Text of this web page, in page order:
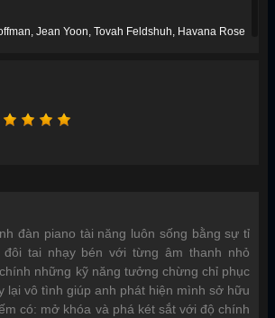
Jean Yoon Tovah Feldshuh
Havana Rose
đàn piano tài năng luôn sống bằng sự tỉ
tai nhạy bén với từng âm thanh nhỏ
những kỹ năng tưởng chừng chỉ phục
lại vô tình giúp anh phát hiện mình sở hữu
có: mở khóa và phá két sắt với độ chính